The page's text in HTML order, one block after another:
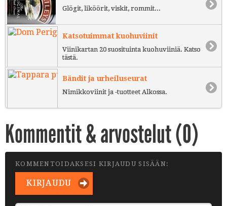
Glögit, liköörit, viskit, rommit...
Katsotuimmat kuohuviinit
Viinikartan 20 suosituinta kuohuviiniä. Katso
tästä.
Bändit ja urheiluseurat
Nimikkoviinit ja -tuotteet Alkossa.
Kommentit & arvostelut (0)
KOMMENTOIDAKSESI KIRJAUDU SISÄÄN:
KIRJAUDU